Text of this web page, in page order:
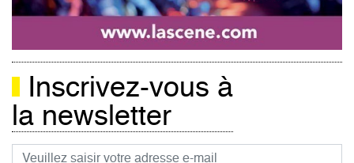
Inscrivez-vous à
la newsletter
Courriel